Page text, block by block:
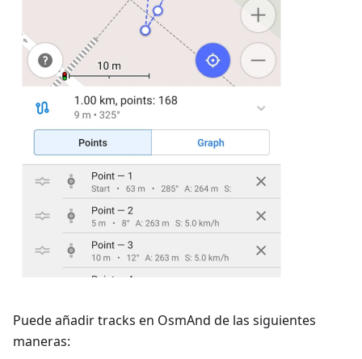
Puede añadir tracks en OsmAnd de las siguientes
maneras: